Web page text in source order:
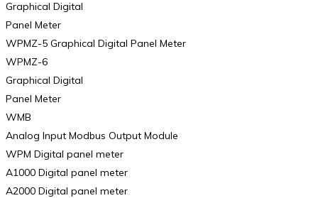
Graphical Digital
Panel Meter
WPMZ-5 Graphical Digital Panel Meter
WPMZ-6
Graphical Digital
Panel Meter
WMB
Analog Input Modbus Output Module
WPM Digital panel meter
A1000 Digital panel meter
A2000 Digital panel meter